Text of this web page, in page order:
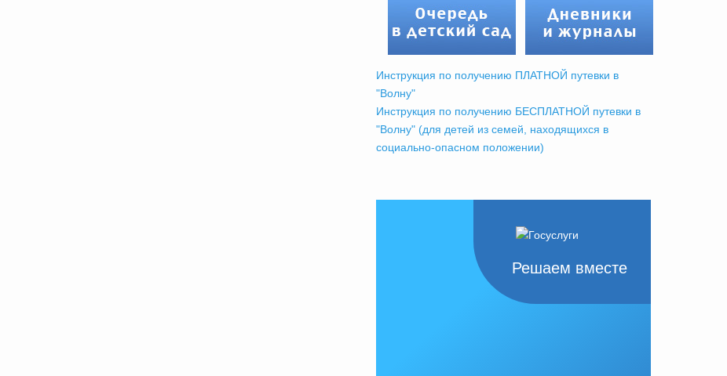
Инструкция по получению ПЛАТНОЙ путевки в
"Волну"
Инструкция по получению БЕСПЛАТНОЙ путевки в
"Волну" (для детей из семей, находящихся в
социально-опасном положении)
Решаем вместе